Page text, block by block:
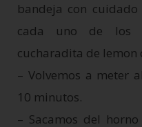
bandeja con
cada uno de los
cucharadita de lemon
– Volvemos a meter
10 minutos.
– Sacamos del